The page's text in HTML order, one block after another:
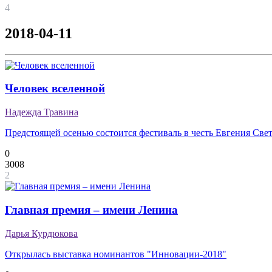
4
2018-04-11
Человек вселенной
Надежда Травина
Предстоящей осенью состоится фестиваль в честь Евгения
0
3008
2
Главная премия – имени Ленина
Дарья Курдюкова
Открылась выставка номинантов "Инновации-2018"